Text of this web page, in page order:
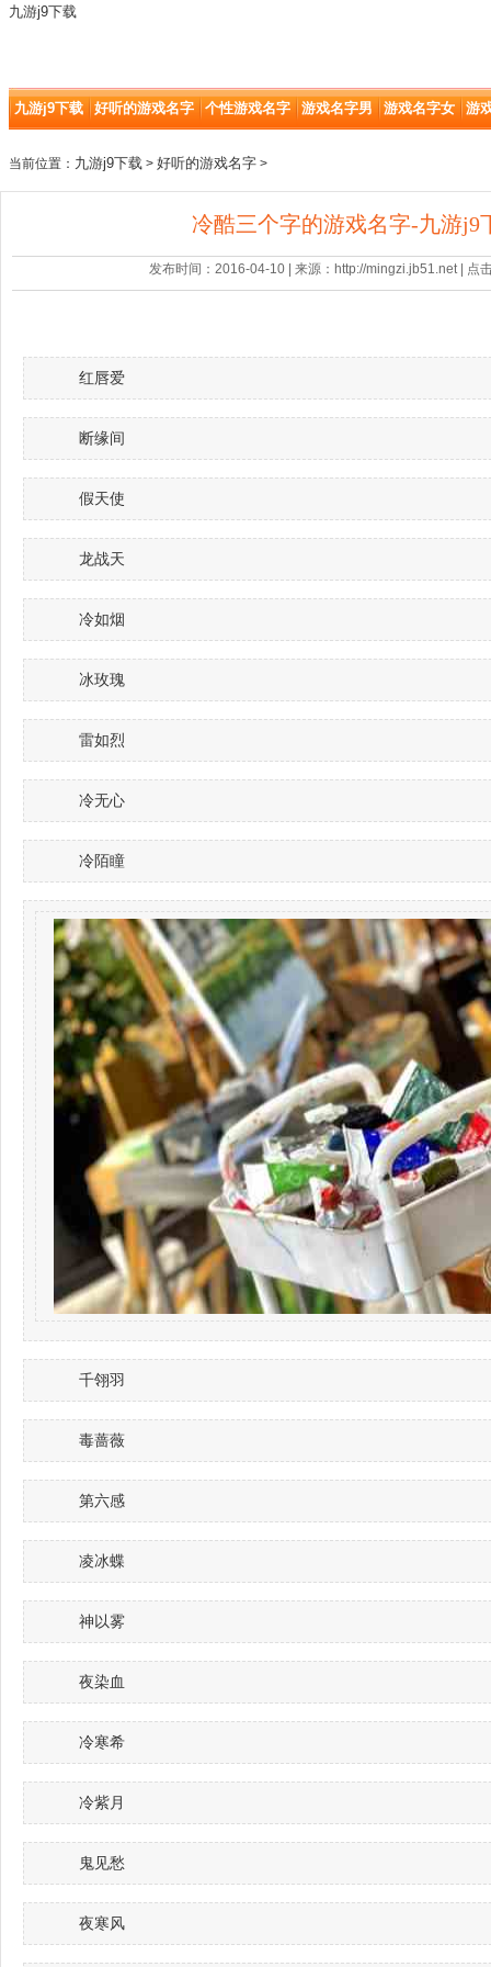
九游j9下载
九游j9下载 好听的游戏名字 个性游戏名字 游戏名字男 游戏名字女 游
当前位置： 九游j9下载 > 好听的游戏名字 >
冷酷三个字的游戏名字-九游j9
发布时间：2016-04-10 | 来源：http://mingzi.jb51.net | 点
红唇爱
断缘间
假天使
龙战天
冷如烟
冰玫瑰
雷如烈
冷无心
冷陌瞳
千翎羽
毒蔷薇
第六感
凌冰蝶
神以雾
夜染血
冷寒希
冷紫月
鬼见愁
夜寒风